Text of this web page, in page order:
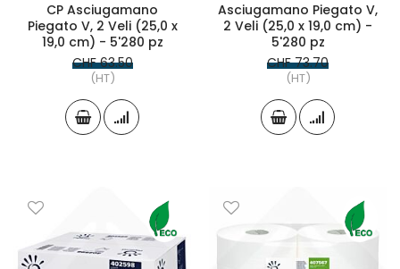
CP Asciugamano
Piegato V, 2 Veli (25,0 x
19,0 cm) - 5'280 pz
CHF 63.50
(HT)
Asciugamano Piegato V,
2 Veli (25,0 x 19,0 cm) -
5'280 pz
CHF 73.70
(HT)